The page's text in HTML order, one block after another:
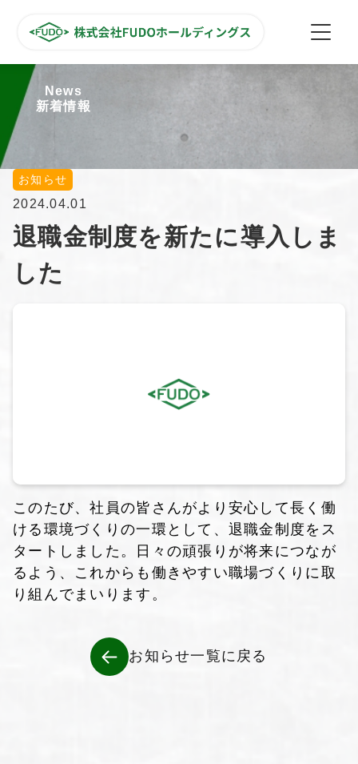
News
新着情報
お知らせ
2024.04.01
退職金制度を新たに導入しま
した
このたび、社員の皆さんがより安心して長く働
ける環境づくりの一環として、退職金制度をス
タートしました。日々の頑張りが将来につなが
るよう、これからも働きやすい職場づくりに取
り組んでまいります。
お知らせ一覧に戻る